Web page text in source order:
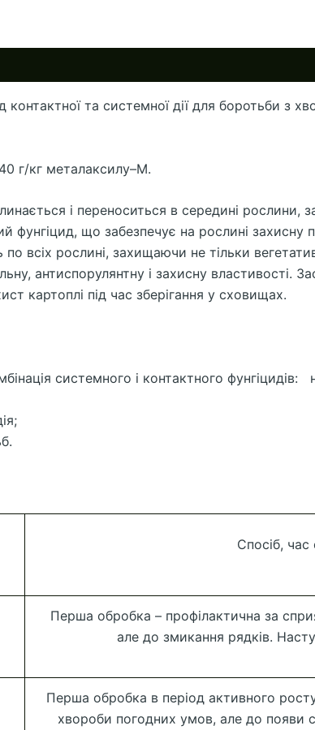
та системної дії для боротьби з
г/кг металаксилу–М.
і переноситься в середині рослини,
фунгіцид, що забезпечує на рослині
всіх рослині, захищаючи не тільки
антиспорулянтну і захисну властивості.
картоплі під час зберігання у сховищах.
системного і контактного
Спосіб,
Перша обробка – профілактична за
але до змикання рядків.
Перша обробка в період активного
хвороби погодних умов, але до появи